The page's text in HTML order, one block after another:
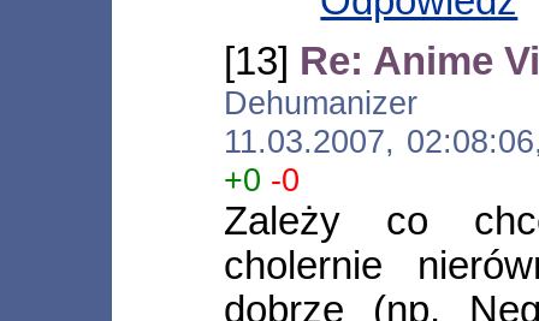
[13] Re: Anime
Dehumanizer
11.03.2007,
+0 -0
Zależy co
cholernie
dobrze (np.